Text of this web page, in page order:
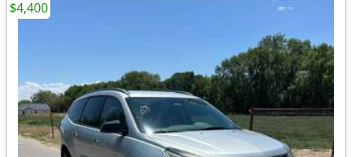
$4,400